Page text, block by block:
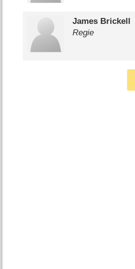
James Brickell
Regie